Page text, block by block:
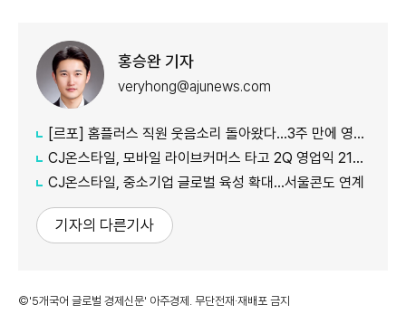
홍승완 기자
veryhong@ajunews.com
[르포] 홈플러스 직원 웃음소리 돌아왔다…3주 만에 영업 재개 채비
CJ온스타일, 모바일 라이브커머스 타고 2Q 영업익 21%↑
CJ온스타일, 중소기업 글로벌 육성 확대…서울콘도 연계
기자의 다른기사
©'5개국어 글로벌 경제신문' 아주경제. 무단전재·재배포 금지